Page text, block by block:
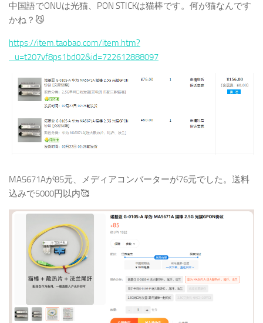
中国語でONUは光猫、PON STICKは猫棒です。何が猫なんです
かね？😼
https://item.taobao.com/item.htm?
_u=t207vf8ps1bd02&id=722612888097
MA5671Aが85元、メディアコンバーターが76元でした。送料
込みで5000円以内🥰